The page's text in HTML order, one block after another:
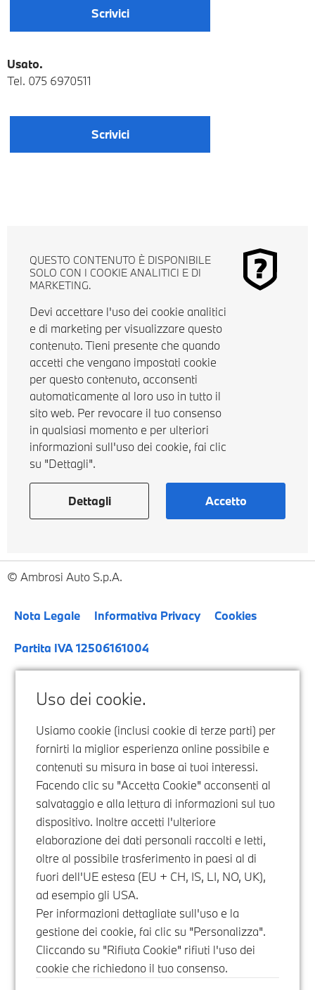
Uso dei cookie.
Usiamo cookie (inclusi cookie di terze parti) per
fornirti la miglior esperienza online possibile e
contenuti su misura in base ai tuoi interessi.
Facendo clic su "Accetta Cookie" acconsenti al
salvataggio e alla lettura di informazioni sul tuo
dispositivo. Inoltre accetti l'ulteriore
elaborazione dei dati personali raccolti e letti,
oltre al possibile trasferimento in paesi al di
fuori dell'UE estesa (EU + CH, IS, LI, NO, UK),
ad esempio gli USA.
Per informazioni dettagliate sull'uso e la
gestione dei cookie, fai clic su "Personalizza".
Cliccando su "Rifiuta Cookie" rifiuti l'uso dei
cookie che richiedono il tuo consenso.
Scrivici
Usato.
Tel. 075 6970511
Scrivici
QUESTO CONTENUTO È DISPONIBILE
SOLO CON I COOKIE ANALITICI E DI
MARKETING.
Devi accettare l'uso dei cookie analitici
e di marketing per visualizzare questo
contenuto. Tieni presente che quando
accetti che vengano impostati cookie
per questo contenuto, acconsenti
automaticamente al loro uso in tutto il
sito web. Per revocare il tuo consenso
in qualsiasi momento e per ulteriori
informazioni sull'uso dei cookie, fai clic
su "Dettagli".
Dettagli Accetto
Ambrosi Auto S.p.A.
Nota Legale Informativa Privacy Cookies
Partita IVA 12506161004